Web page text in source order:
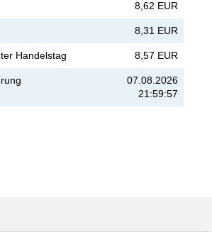
8,62 EUR
8,31 EUR
Handelstag 8,57 EUR
07.08.2026
21:59:57